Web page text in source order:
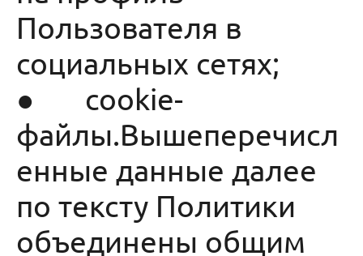
Пользователя в
социальных сетях;
● cookie-
файлы.Вышеперечисл
енные данные далее
по тексту Политики
объединены общим